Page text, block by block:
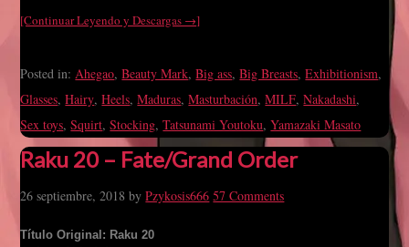
[Continuar Leyendo y Descargas →]
Posted in:Ahegao,Beauty Mark,Big ass,Big Breasts,Exhibitionism,
Glasses,Hairy,Heels,Maduras,Masturbación,MILF,Nakadashi,
Sex toys,Squirt,Stocking,Tatsunami Youtoku,Yamazaki Masato
Raku 20 – Fate/Grand Order
26 septiembre, 2018 byPzykosis666 57 Comments
Título Original: Raku 20